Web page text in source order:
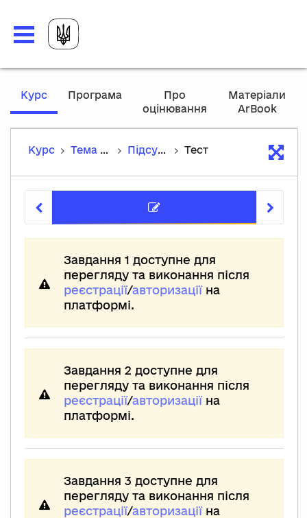
Курс,
Програма
Про
оцінювання
Матеріали
ArBook
Курс Тема 7. Еволюція органічного світу Підсумковий тест Тест
Завдання 1 доступне для
перегляду та виконання після
реєстрації/авторизаціїна
платформі.
Завдання 2 доступне для
перегляду та виконання після
реєстрації/авторизаціїна
платформі.
Завдання 3 доступне для
перегляду та виконання після
реєстрації/авторизаціїна